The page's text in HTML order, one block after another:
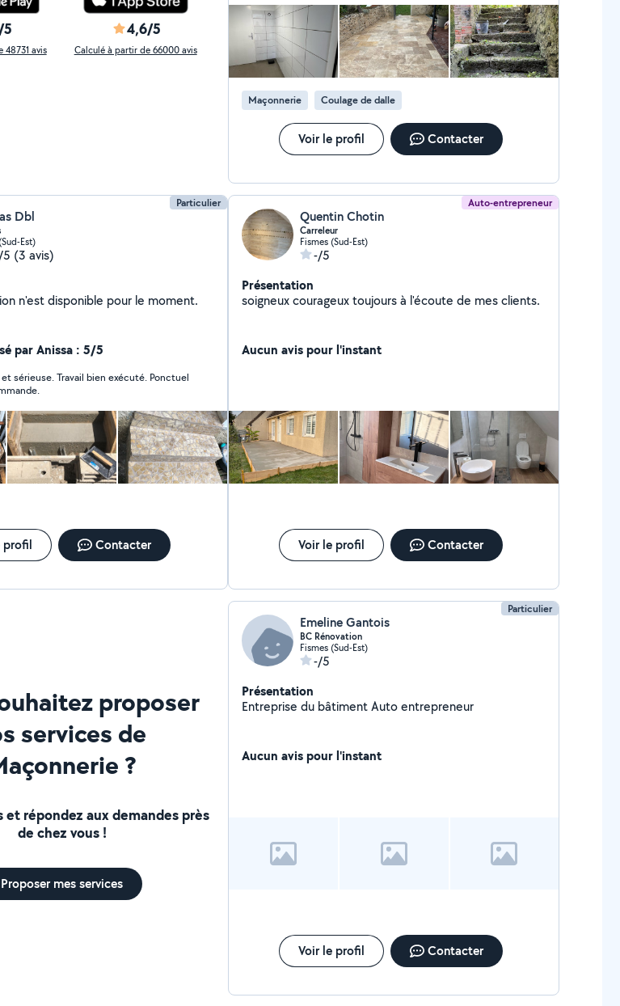
48731 avis
4,6/5
Calculé à partir de 66000 avis
Maçonnerie Coulage de dalle
Voir le profil Contacter
Particulier
Dbl
Est)
(3 avis)
n'est disponible pour le moment.
par Anissa : 5/5
sérieuse. Travail bien exécuté. Ponctuel
profil Contacter
Auto-entrepreneur
Quentin Chotin
Carreleur
Fismes (Sud-Est)
-/5
Présentation
soigneux courageux toujours à l'écoute de mes clients.
Aucun avis pour l'instant
Voir le profil Contacter
proposer
services de
?
et répondez aux demandes près
de chez vous !
Proposer mes services
Particulier
Emeline Gantois
BC Rénovation
Fismes (Sud-Est)
-/5
Présentation
Entreprise du bâtiment Auto entrepreneur
Aucun avis pour l'instant
Voir le profil Contacter